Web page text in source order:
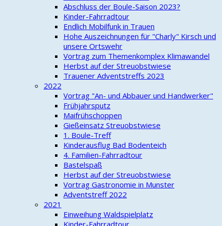
Abschluss der Boule-Saison 2023?
Kinder-Fahrradtour
Endlich Mobilfunk in Trauen
Hohe Auszeichnungen für "Charly" Kirsch und
unsere Ortswehr
Vortrag zum Themenkomplex Klimawandel
Herbst auf der Streuobstwiese
Trauener Adventstreffs 2023
2022
Vortrag "An- und Abbauer und Handwerker"
Frühjahrsputz
Maifrühschoppen
Gießeinsatz Streuobstwiese
1. Boule-Treff
Kinderausflug Bad Bodenteich
4. Familien-Fahrradtour
Bastelspaß
Herbst auf der Streuobstwiese
Vortrag Gastronomie in Munster
Adventstreff 2022
2021
Einweihung Waldspielplatz
Kinder-Fahrradtour